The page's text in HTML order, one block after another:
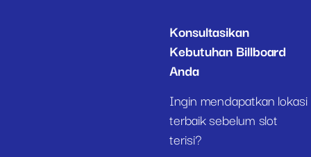
Konsultasikan
Kebutuhan Billboard
Anda
Ingin mendapatkan lokasi
terbaik sebelum slot
terisi?